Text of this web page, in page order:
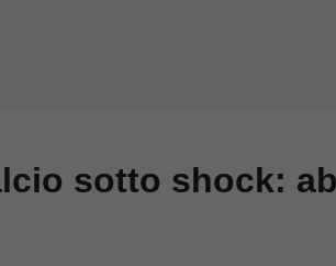
sotto shock: